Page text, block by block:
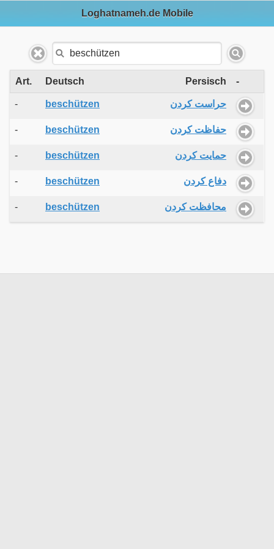
Loghatnameh.de Mobile
Art. Deutsch Persisch -
- beschützen حراست کردن
- beschützen حفاظت کردن
- beschützen حمایت کردن
- beschützen دفاع کردن
- beschützen محافظت کردن